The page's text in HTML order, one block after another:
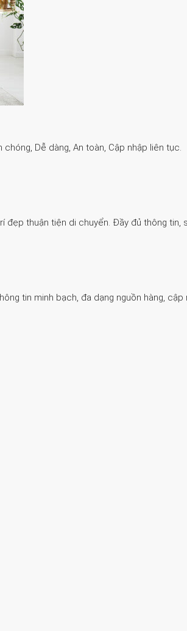
Dễ dàng, An toàn, Cập nhập liên tục.
đẹp thuận tiện di chuyển. Đầy đủ thông
tin minh bạch, đa dạng nguồn hàng, cập